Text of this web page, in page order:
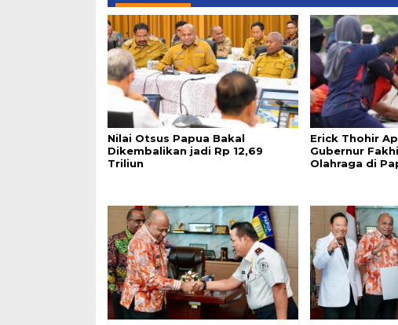
Nilai Otsus Papua Bakal
Dikembalikan jadi Rp 12,69
Triliun
Erick Thohir
Gubernur
Olahraga di